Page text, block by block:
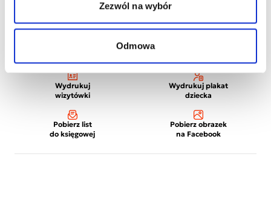
Zezwól na wybór
Odmowa
Wydrukuj
wizytówki
Wydrukuj plakat
dziecka
Pobierz list
do księgowej
Pobierz obrazek
na Facebook